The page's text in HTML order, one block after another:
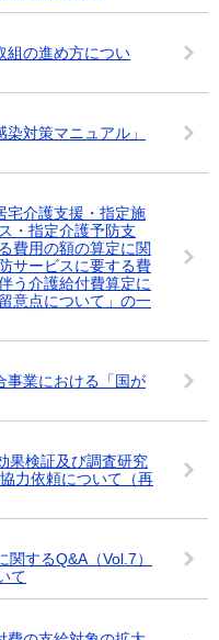
組の進め方につい
対策マニュアル」
宅介護支援・指定施
・指定介護予防支
費用の額の算定に関
サービスに要する費
う介護給付費算定に
意点について」の一
事業における「国が
果検証及び調査研究
力依頼について（再
するQ&A（Vol.7）
て